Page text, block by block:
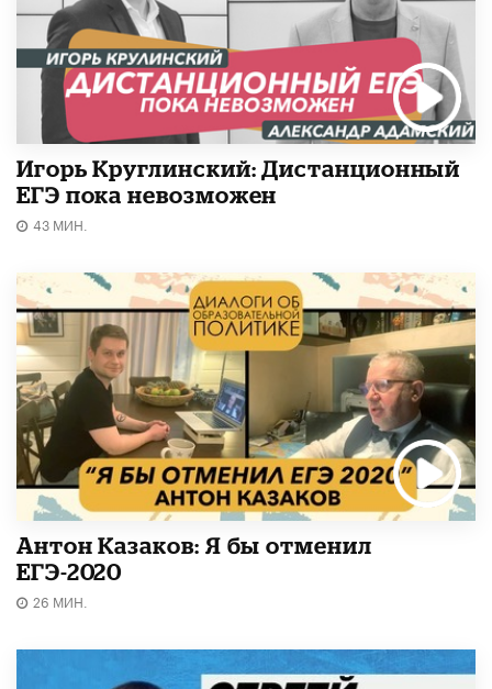
Игорь Круглинский: Дистанционный
ЕГЭ пока невозможен
43 МИН.
Антон Казаков: Я бы отменил
ЕГЭ-2020
26 МИН.